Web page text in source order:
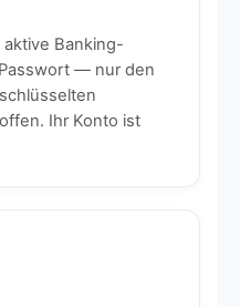
Banking-
— nur den
Ihr Konto ist